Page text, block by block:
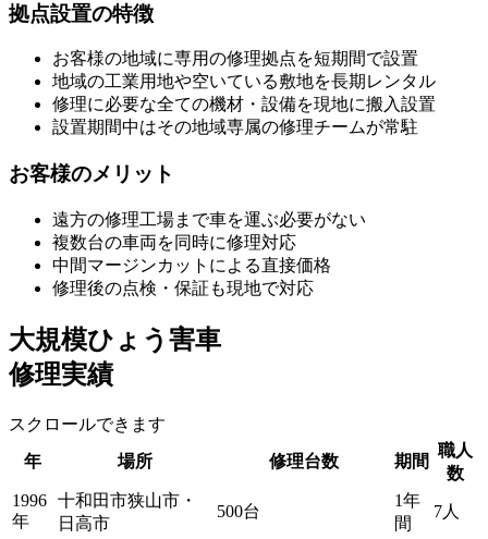
拠点設置の特徴
お客様の地域に専用の修理拠点を短期間で設置
地域の工業用地や空いている敷地を長期レンタル
修理に必要な全ての機材・設備を現地に搬入設置
設置期間中はその地域専属の修理チームが常駐
お客様のメリット
遠方の修理工場まで車を運ぶ必要がない
複数台の車両を同時に修理対応
中間マージンカットによる直接価格
修理後の点検・保証も現地で対応
大規模ひょう害車
修理実績
スクロールできます
年
場所 修理台数 期間
職人
数
1996
年
十和田市狭山市・
日高市
500台
1年
間
7人